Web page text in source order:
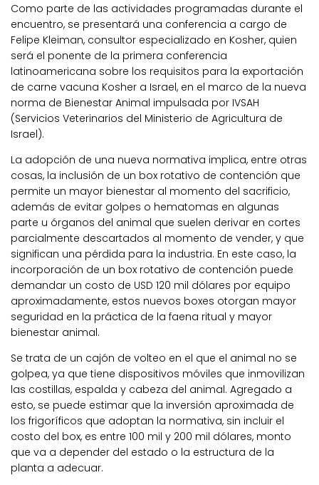
Como parte de las actividades programadas durante el
encuentro, se presentará una conferencia a cargo de
Felipe Kleiman, consultor especializado en Kosher, quien
será el ponente de la primera conferencia
latinoamericana sobre los requisitos para la exportación
de carne vacuna Kosher a Israel, en el marco de la nueva
norma de Bienestar Animal impulsada por IVSAH
(Servicios Veterinarios del Ministerio de Agricultura de
Israel).
La adopción de una nueva normativa implica, entre otras
cosas, la inclusión de un box rotativo de contención que
permite un mayor bienestar al momento del sacrificio,
además de evitar golpes o hematomas en algunas
parte u órganos del animal que suelen derivar en cortes
parcialmente descartados al momento de vender, y que
significan una pérdida para la industria. En este caso, la
incorporación de un box rotativo de contención puede
demandar un costo de USD 120 mil dólares por equipo
aproximadamente, estos nuevos boxes otorgan mayor
seguridad en la práctica de la faena ritual y mayor
bienestar animal.
Se trata de un cajón de volteo en el que el animal no se
golpea, ya que tiene dispositivos móviles que inmovilizan
las costillas, espalda y cabeza del animal. Agregado a
esto, se puede estimar que la inversión aproximada de
los frigoríficos que adoptan la normativa, sin incluir el
costo del box, es entre 100 mil y 200 mil dólares, monto
que va a depender del estado o la estructura de la
planta a adecuar.